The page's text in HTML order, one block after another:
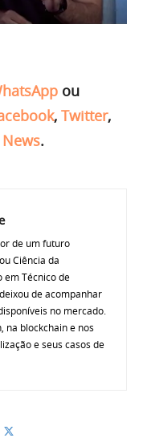
ou
, Twitter,
.
de um futuro
Ciência da
em Técnico de
de acompanhar
no mercado.
na blockchain e nos
e seus casos de